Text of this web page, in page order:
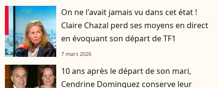
On ne l'avait jamais vu dans cet état !
Claire Chazal perd ses moyens en direct
en évoquant son départ de TF1
7 mars 2026
10 ans après le départ de son mari,
Cendrine Dominguez conserve leur